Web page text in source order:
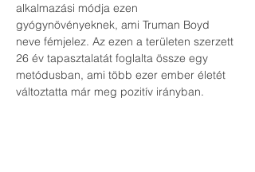
alkalmazási módja ezen
gyógynövényeknek, ami Truman Boyd
neve fémjelez. Az ezen a területen szerzett
26 év tapasztalatát foglalta össze egy
metódusban, ami több ezer ember életét
változtatta már meg pozitív irányban.